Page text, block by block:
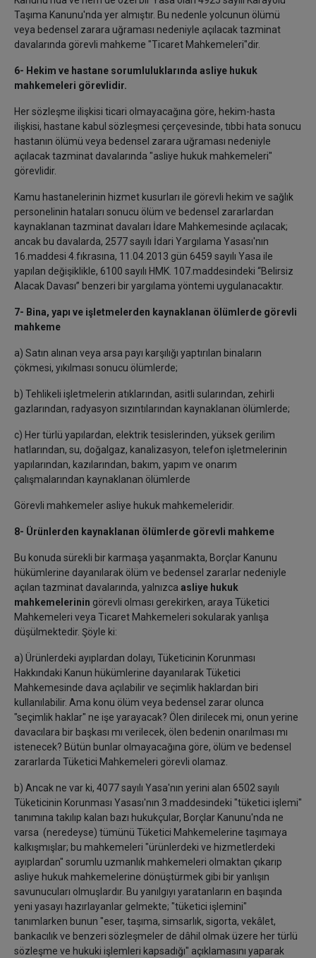
Taşıma Kanunu'nda yer almıştır. Bu nedenle yolcunun ölümü
veya bedensel zarara uğraması nedeniyle açılacak tazminat
davalarında görevli mahkeme "Ticaret Mahkemeleri"dir.
6- Hekim ve hastane sorumluluklarında asliye hukuk
mahkemeleri görevlidir.
Her sözleşme ilişkisi ticari olmayacağına göre, hekim-hasta
ilişkisi, hastane kabul sözleşmesi çerçevesinde, tıbbi hata sonucu
hastanın ölümü veya bedensel zarara uğraması nedeniyle
açılacak tazminat davalarında "asliye hukuk mahkemeleri"
görevlidir.
Kamu hastanelerinin hizmet kusurları ile görevli hekim ve sağlık
personelinin hataları sonucu ölüm ve bedensel zararlardan
kaynaklanan tazminat davaları İdare Mahkemesinde açılacak;
ancak bu davalarda, 2577 sayılı İdari Yargılama Yasası'nın
16.maddesi 4.fıkrasına, 11.04.2013 gün 6459 sayılı Yasa ile
yapılan değişiklikle, 6100 sayılı HMK. 107.maddesindeki “Belirsiz
Alacak Davası” benzeri bir yargılama yöntemi uygulanacaktır.
7- Bina, yapı ve işletmelerden kaynaklanan ölümlerde görevli
mahkeme
a) Satın alınan veya arsa payı karşılığı yaptırılan binaların
çökmesi, yıkılması sonucu ölümlerde;
b) Tehlikeli işletmelerin atıklarından, asitli sularından, zehirli
gazlarından, radyasyon sızıntılarından kaynaklanan ölümlerde;
c) Her türlü yapılardan, elektrik tesislerinden, yüksek gerilim
hatlarından, su, doğalgaz, kanalizasyon, telefon işletmelerinin
yapılarından, kazılarından, bakım, yapım ve onarım
çalışmalarından kaynaklanan ölümlerde
Görevli mahkemeler asliye hukuk mahkemeleridir.
8- Ürünlerden kaynaklanan ölümlerde görevli mahkeme
Bu konuda sürekli bir karmaşa yaşanmakta, Borçlar Kanunu
hükümlerine dayanılarak ölüm ve bedensel zararlar nedeniyle
açılan tazminat davalarında, yalnızca asliye hukuk
mahkemelerinin görevli olması gerekirken, araya Tüketici
Mahkemeleri veya Ticaret Mahkemeleri sokularak yanlışa
düşülmektedir. Şöyle ki:
a) Ürünlerdeki ayıplardan dolayı, Tüketicinin Korunması
Hakkındaki Kanun hükümlerine dayanılarak Tüketici
Mahkemesinde dava açılabilir ve seçimlik haklardan biri
kullanılabilir. Ama konu ölüm veya bedensel zarar olunca
"seçimlik haklar" ne işe yarayacak? Ölen dirilecek mi, onun yerine
davacılara bir başkası mı verilecek, ölen bedenin onarılması mı
istenecek? Bütün bunlar olmayacağına göre, ölüm ve bedensel
zararlarda Tüketici Mahkemeleri görevli olamaz.
b) Ancak ne var ki, 4077 sayılı Yasa'nın yerini alan 6502 sayılı
Tüketicinin Korunması Yasası'nın 3.maddesindeki "tüketici işlemi"
tanımına takılıp kalan bazı hukukçular, Borçlar Kanunu'nda ne
varsa (neredeyse) tümünü Tüketici Mahkemelerine taşımaya
kalkışmışlar; bu mahkemeleri "ürünlerdeki ve hizmetlerdeki
ayıplardan" sorumlu uzmanlık mahkemeleri olmaktan çıkarıp
asliye hukuk mahkemelerine dönüştürmek gibi bir yanlışın
savunucuları olmuşlardır. Bu yanılgıyı yaratanların en başında
yeni yasayı hazırlayanlar gelmekte; "tüketici işlemini"
tanımlarken bunun "eser, taşıma, simsarlık, sigorta, vekâlet,
bankacılık ve benzeri sözleşmeler de dâhil olmak üzere her türlü
sözleşme ve hukuki işlemleri kapsadığı" açıklamasını yaparak